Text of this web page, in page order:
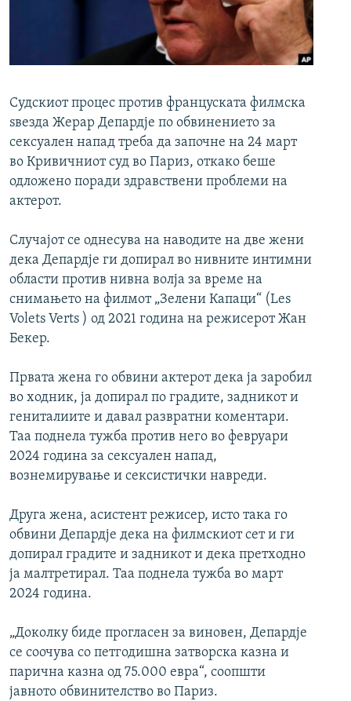
Судскиот процес против француската филмска
ѕвезда Жерар Депардје по обвинението за
сексуален напад треба да започне на 24 март
во Кривичниот суд во Париз, откако беше
одложено поради здравствени проблеми на
актерот.
Случајот се однесува на наводите на две жени
дека Депардје ги допирал во нивните интимни
области против нивна волја за време на
снимањето на филмот „Зелени Капаци“ (Les
Volets Verts ) од 2021 година на режисерот Жан
Бекер.
Првата жена го обвини актерот дека ја заробил
во ходник, ја допирал по градите, задникот и
гениталиите и давал развратни коментари.
Таа поднела тужба против него во февруари
2024 година за сексуален напад,
вознемирување и сексистички навреди.
Друга жена, асистент режисер, исто така го
обвини Депардје дека на филмскиот сет и ги
допирал градите и задникот и дека претходно
ја малтретирал. Таа поднела тужба во март
2024 година.
„Доколку биде прогласен за виновен, Депардје
се соочува со петгодишна затворска казна и
парична казна од 75.000 евра“, соопшти
јавното обвинителство во Париз.